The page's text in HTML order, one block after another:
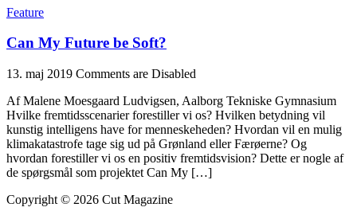
Feature
Can My Future be Soft?
13. maj 2019 Comments are Disabled
Af Malene Moesgaard Ludvigsen, Aalborg Tekniske Gymnasium
Hvilke fremtidsscenarier forestiller vi os? Hvilken betydning vil
kunstig intelligens have for menneskeheden? Hvordan vil en mulig
klimakatastrofe tage sig ud på Grønland eller Færøerne? Og
hvordan forestiller vi os en positiv fremtidsvision? Dette er nogle af
de spørgsmål som projektet Can My […]
Copyright © 2026 Cut Magazine